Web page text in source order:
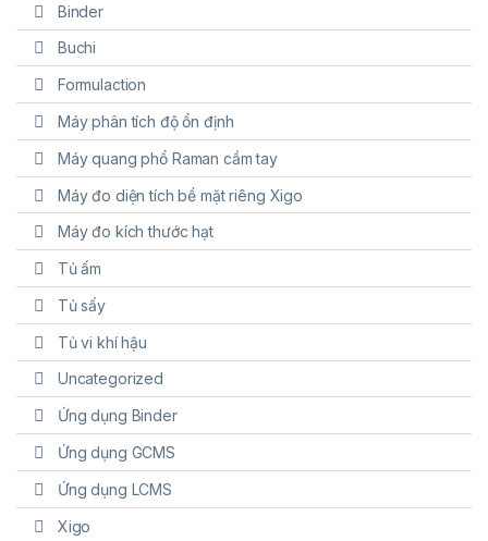
Binder
Buchi
Formulaction
Máy phân tích độ ổn định
Máy quang phổ Raman cầm tay
Máy đo diện tích bề mặt riêng Xigo
Máy đo kích thước hạt
Tủ ấm
Tủ sấy
Tủ vi khí hậu
Uncategorized
Ứng dụng Binder
Ứng dụng GCMS
Ứng dụng LCMS
Xigo